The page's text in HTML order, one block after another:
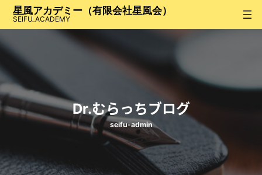
ス
ッ
プ
星風アカデミー（有限会社星風会）
SEIFU_ACADEMY
Dr.むらっちブログ
seifu-admin